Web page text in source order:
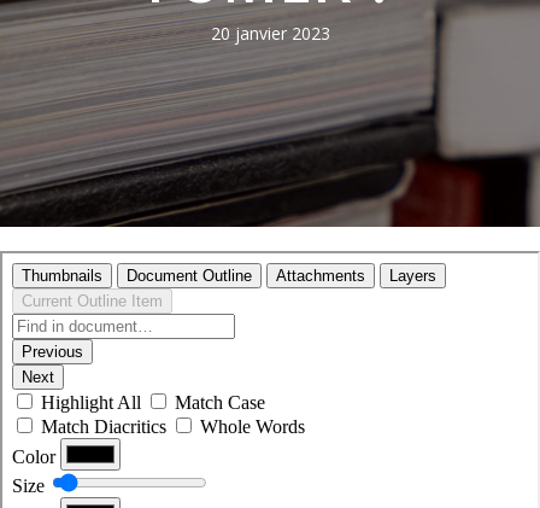
20 janvier 2023